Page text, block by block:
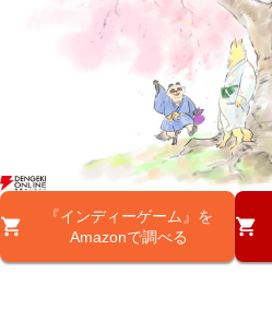
『インディーゲーム』を
Amazonで調べる